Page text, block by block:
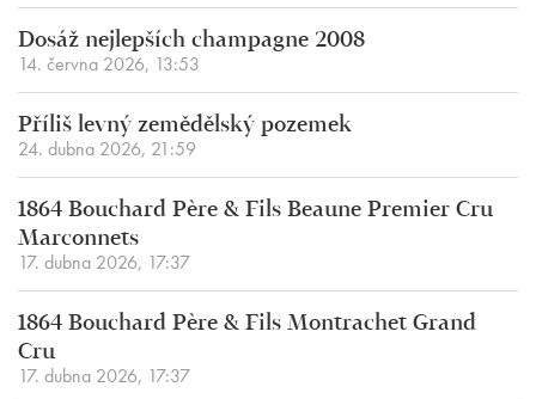
Dosáž nejlepších champagne 2008
14. června 2026, 13:53
Příliš levný zemědělský pozemek
24. dubna 2026, 21:59
1864 Bouchard Père & Fils Beaune Premier Cru
Marconnets
17. dubna 2026, 17:37
1864 Bouchard Père & Fils Montrachet Grand
Cru
17. dubna 2026, 17:37